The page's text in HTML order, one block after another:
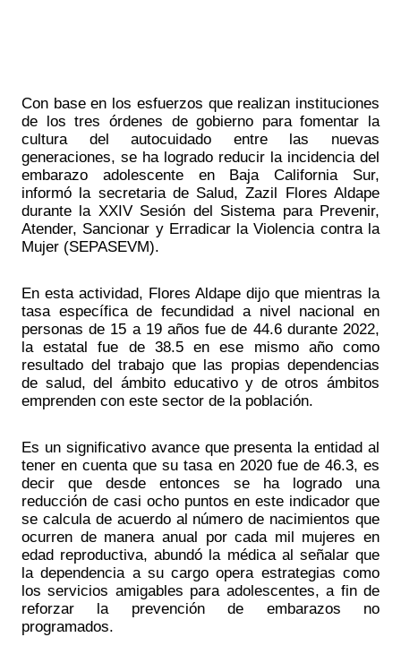
Con base en los esfuerzos que realizan instituciones
de los tres órdenes de gobierno para fomentar la
cultura del autocuidado entre las nuevas
generaciones, se ha logrado reducir la incidencia del
embarazo adolescente en Baja California Sur,
informó la secretaria de Salud, Zazil Flores Aldape
durante la XXIV Sesión del Sistema para Prevenir,
Atender, Sancionar y Erradicar la Violencia contra la
Mujer (SEPASEVM).
En esta actividad, Flores Aldape dijo que mientras la
tasa específica de fecundidad a nivel nacional en
personas de 15 a 19 años fue de 44.6 durante 2022,
la estatal fue de 38.5 en ese mismo año como
resultado del trabajo que las propias dependencias
de salud, del ámbito educativo y de otros ámbitos
emprenden con este sector de la población.
Es un significativo avance que presenta la entidad al
tener en cuenta que su tasa en 2020 fue de 46.3, es
decir que desde entonces se ha logrado una
reducción de casi ocho puntos en este indicador que
se calcula de acuerdo al número de nacimientos que
ocurren de manera anual por cada mil mujeres en
edad reproductiva, abundó la médica al señalar que
la dependencia a su cargo opera estrategias como
los servicios amigables para adolescentes, a fin de
reforzar la prevención de embarazos no
programados.